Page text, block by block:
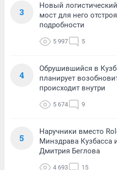
3
Новый
мост для него
подробности
5 997 5
4
Обрушившийся в
планирует
происходит внутри
5 674 9
5
Наручники вместо
Минздрава
Дмитрия Беглова
4 693 15